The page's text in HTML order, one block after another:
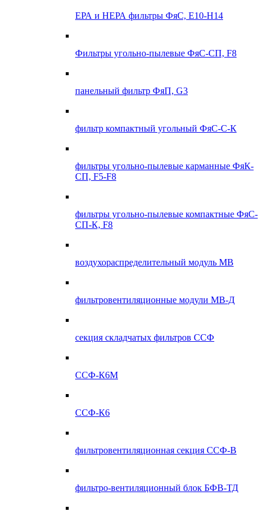
ЕРА и НЕРА фильтры ФяС, E10-H14
Фильтры угольно-пылевые ФяС-СП, F8
панельный фильтр ФяП, G3
фильтр компактный угольный ФяС-С-К
фильтры угольно-пылевые карманные ФяК-
СП, F5-F8
фильтры угольно-пылевые компактные ФяС-
СП-К, F8
воздухораспределительный модуль МВ
фильтровентиляционные модули МВ-Д
секция складчатых фильтров ССФ
ССФ-К6М
ССФ-К6
фильтровентиляционная секция ССФ-В
фильтро-вентиляционный блок БФВ-ТД